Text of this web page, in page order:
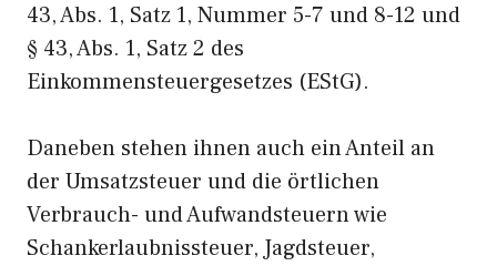
43, Abs. 1, Satz 1, Nummer 5-7 und 8-12 und
§ 43, Abs. 1, Satz 2 des
Einkommensteuergesetzes (EStG).
Daneben stehen ihnen auch ein Anteil an
der Umsatzsteuer und die örtlichen
Verbrauch- und Aufwandsteuern wie
Schankerlaubnissteuer, Jagdsteuer,